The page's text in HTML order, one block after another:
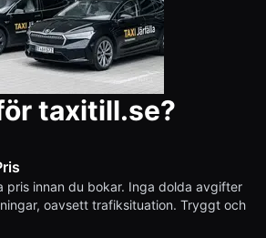
taxitill.se?
pris innan du bokar. Inga dolda avgifter
oavsett trafiksituation. Tryggt och